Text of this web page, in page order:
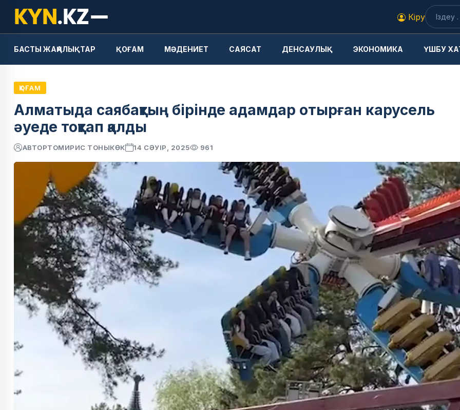
Кіру
БАСТЫ ЖАҢАЛЫҚТАР ҚОҒАМ МӘДЕНИЕТ САЯСАТ ДЕНСАУЛЫҚ ЭКОНОМИКА ҮШБУ
ҚОҒАМ
Алматыда саябақтың бірінде адамдар отырған карусель
әуеде тоқтап қалды
АВТОРТОМИРИС ТОНЫКӨК 14 СӘУІР, 2025 961